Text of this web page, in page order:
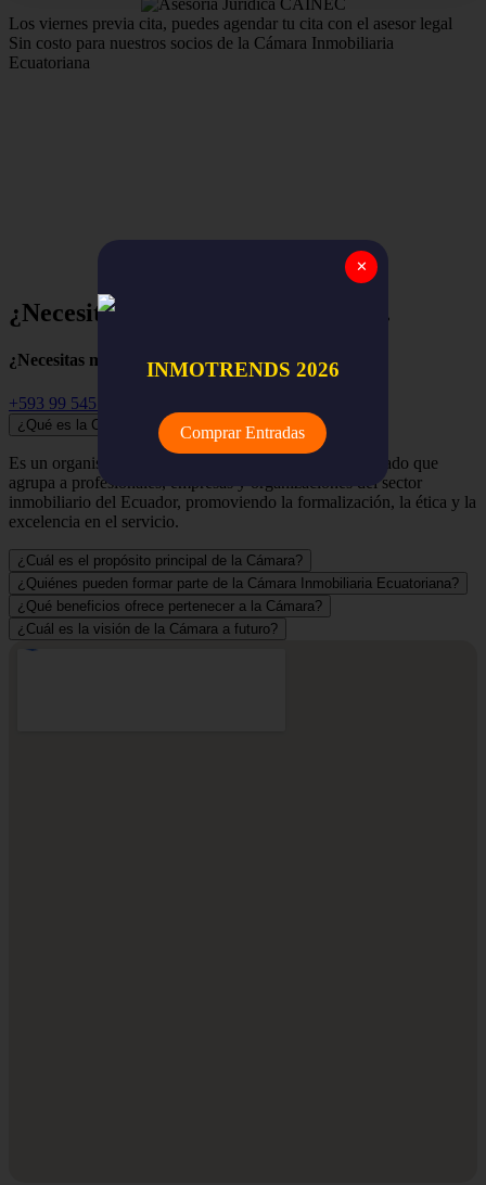
Los viernes previa cita, puedes agendar tu cita con el asesor legal
Sin costo para nuestros socios de la Cámara Inmobiliaria
Ecuatoriana
¿Necesitas ayuda? Empieza aquí...
¿Necesitas más información?
+593 99 545 3741
¿Qué es la Cámara Inmobiliaria Ecuatoriana?
Es un organismo independiente, renovador y despolitizado que
agrupa a profesionales, empresas y organizaciones del sector
inmobiliario del Ecuador, promoviendo la formalización, la ética y la
excelencia en el servicio.
¿Cuál es el propósito principal de la Cámara?
¿Quiénes pueden formar parte de la Cámara Inmobiliaria Ecuatoriana?
¿Qué beneficios ofrece pertenecer a la Cámara?
¿Cuál es la visión de la Cámara a futuro?
✕
INMOTRENDS 2026
Comprar Entradas